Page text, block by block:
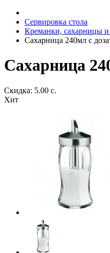
Сервировка стола
Креманки, сахарницы
Сахарница 240мл с
Сахарница
Скидка: 5.00 с.
Хит